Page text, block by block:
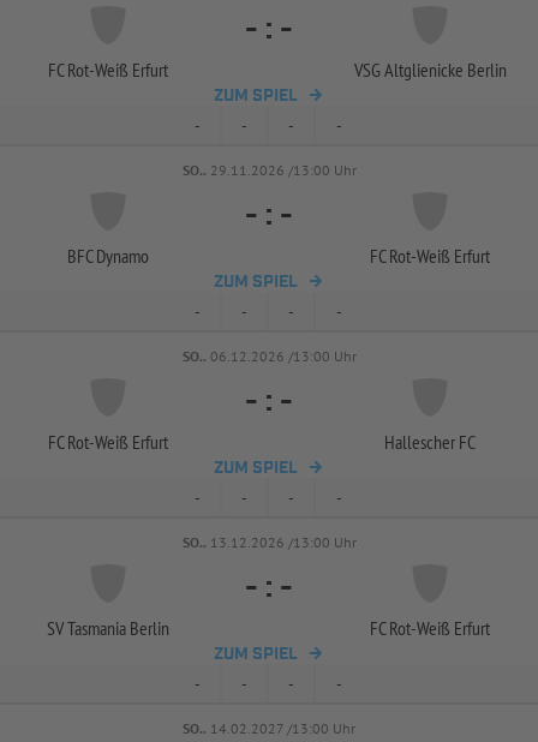
FC Rot-Weiß Erfurt
- : -
VSG Altglienicke Berlin
ZUM SPIEL
- - - -
SO.. 29.11.2026 /13:00 Uhr
BFC Dynamo
- : -
FC Rot-Weiß Erfurt
ZUM SPIEL
- - - -
SO.. 06.12.2026 /13:00 Uhr
FC Rot-Weiß Erfurt
- : -
Hallescher FC
ZUM SPIEL
- - - -
SO.. 13.12.2026 /13:00 Uhr
SV Tasmania Berlin
- : -
FC Rot-Weiß Erfurt
ZUM SPIEL
- - - -
SO.. 14.02.2027 /13:00 Uhr